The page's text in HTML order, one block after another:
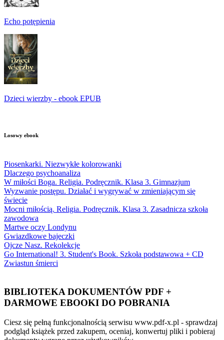
Echo potępienia
Dzieci wierzby - ebook EPUB
Losowy ebook
Piosenkarki. Niezwykłe kolorowanki
Dlaczego psychoanaliza
W miłości Boga. Religia. Podręcznik. Klasa 3. Gimnazjum
Wyzwanie postępu. Działać i wygrywać w zmieniającym się
świecie
Mocni miłością. Religia. Podręcznik. Klasa 3. Zasadnicza szkoła
zawodowa
Martwe oczy Londynu
Gwiazdkowe bajeczki
Ojcze Nasz. Rekolekcje
Go International! 3. Student's Book. Szkoła podstawowa + CD
Zwiastun śmierci
BIBLIOTEKA DOKUMENTÓW PDF +
DARMOWE EBOOKI DO POBRANIA
Ciesz się pełną funkcjonalnością serwisu www.pdf-x.pl - sprawdzaj
podgląd książek przed zakupem, oceniaj, konwertuj pliki i pobieraj